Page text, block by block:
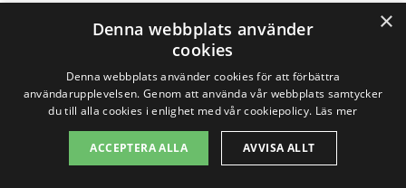
olika leverantörer kan du hitta den bästa
prisvärda lösningen för din
värmepump i Kramfors. Vår plattform
hjälper dig att enkelt hämta in offerter
från professionella installatörer i ditt
×
Denna webbplats använder
cookies
Denna webbplats använder cookies för att förbättra
användarupplevelsen. Genom att använda vår webbplats samtycker
du till alla cookies i enlighet med vår cookiepolicy. Läs mer
ACCEPTERA ALLA AVVISA ALLT